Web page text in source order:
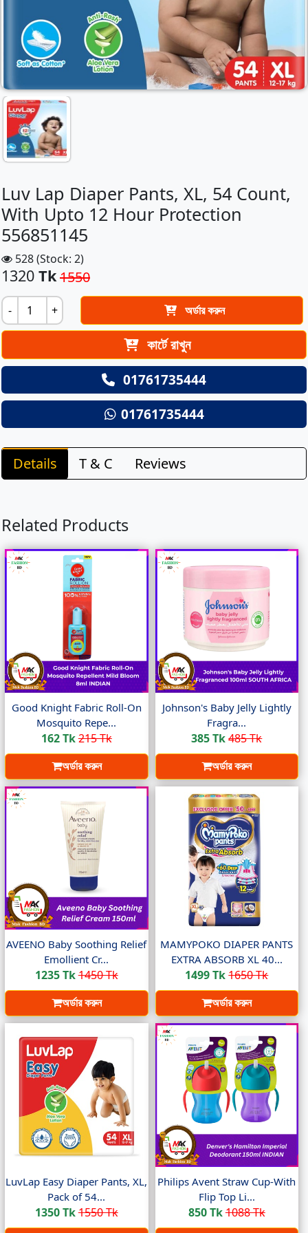
Luv Lap Diaper Pants, XL, 54 Count,
With Upto 12 Hour Protection
556851145
528 (Stock: 2)
1320 Tk1550
- + অর্ডার করুন
কার্টে রাখুন
01761735444
01761735444
Details T & C Reviews
Related Products
Good Knight Fabric Roll-On
Mosquito Repe...
162 Tk215 Tk
অর্ডার করুন
Johnson's Baby Jelly Lightly
Fragra...
385 Tk485 Tk
অর্ডার করুন
AVEENO Baby Soothing Relief
Emollient Cr...
1235 Tk1450 Tk
অর্ডার করুন
MAMYPOKO DIAPER PANTS
EXTRA ABSORB XL 40...
1499 Tk1650 Tk
অর্ডার করুন
LuvLap Easy Diaper Pants, XL,
Pack of 54...
1350 Tk1550 Tk
Philips Avent Straw Cup-With
Flip Top Li...
850 Tk1088 Tk